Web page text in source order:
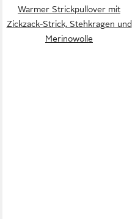
Warmer Strickpullover mit
Zickzack-Strick, Stehkragen und
Merinowolle